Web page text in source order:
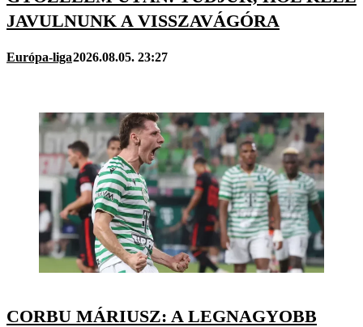
JAVULNUNK A VISSZAVÁGÓRA
Európa-liga2026.08.05. 23:27
CORBU MÁRIUSZ: A LEGNAGYOBB